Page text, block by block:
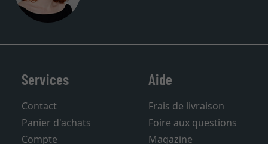
Services
Contact
Panier d'achats
Aide
Frais de livraison
Foire aux questions